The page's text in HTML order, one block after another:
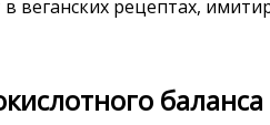
веганских рецептах,
баланса